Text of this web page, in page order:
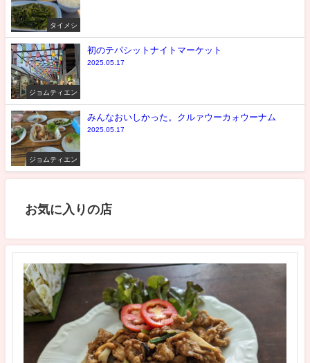
タイメシ
ジョムティエン
初のテパシットナイトマーケット
2025.05.17
ジョムティエン
みんなおいしかった。クルァウーカォウーナム
2025.05.17
お気に入りの店